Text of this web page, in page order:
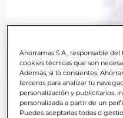
Anterior
Ahorramas S.A., responsable
cookies técnicas que son
Además, si lo consientes,
terceros para analizar tu
personalización y publicitarios,
personalizada a partir de un
Puedes aceptarlas todas o